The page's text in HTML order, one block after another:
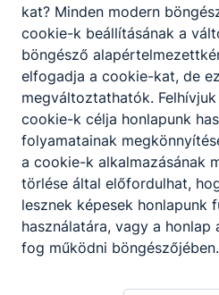
kat? Minden modern
cookie-k beállításának a
böngésző
elfogadja a cookie-kat, de
megváltoztathatók.
cookie-k célja honlapunk
folyamatainak
a cookie-k alkalmazásának
törlése által előfordulhat,
lesznek képesek honlapunk
használatára, vagy a
fog működni böngészőjében.